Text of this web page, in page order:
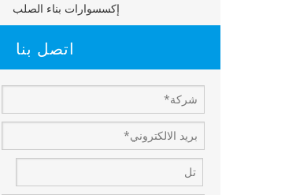
إكسسوارات بناء الصلب
اتصل بنا